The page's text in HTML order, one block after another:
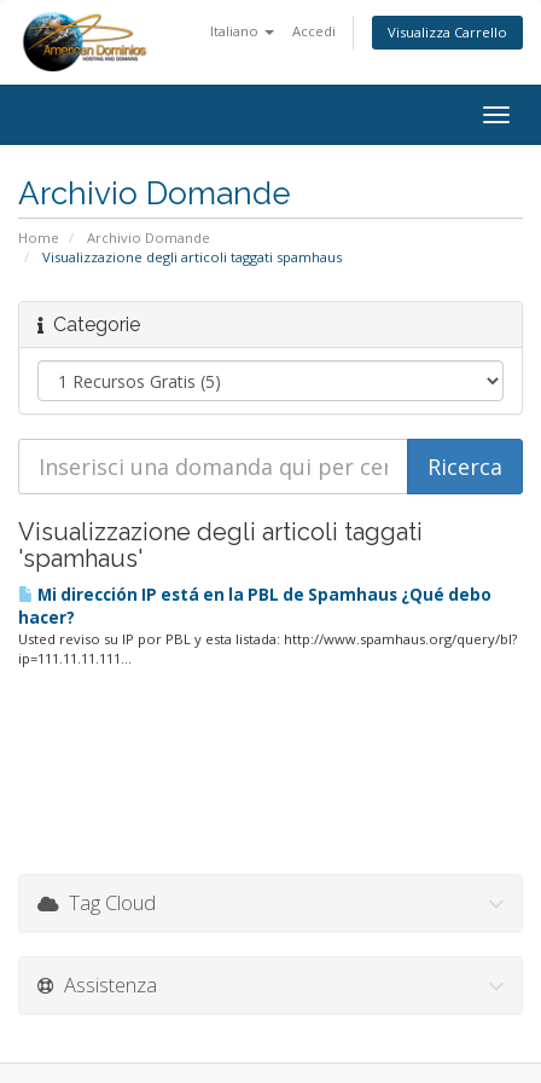
Italiano Accedi Visualizza Carrello
Archivio Domande
Home
Archivio Domande
Visualizzazione degli articoli taggati spamhaus
Categorie
Visualizzazione degli articoli taggati
'spamhaus'
Mi dirección IP está en la PBL de Spamhaus ¿Qué debo
hacer?
Usted reviso su IP por PBL y esta listada: http://www.spamhaus.org/query/bl?
ip=111.11.11.111...
Tag Cloud
Assistenza